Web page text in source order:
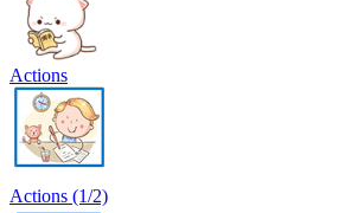
Actions
Actions (1/2)